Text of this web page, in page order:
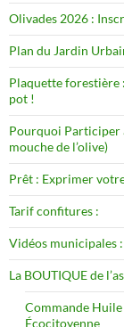
Olivades 2026 :
Plan du Jardin
Plaquette forestière
pot !
Pourquoi Participer
mouche de l’olive)
Prêt : Exprimer
Tarif confitures :
Vidéos municipales
La BOUTIQUE de
Commande Huile
Écocitoyenne